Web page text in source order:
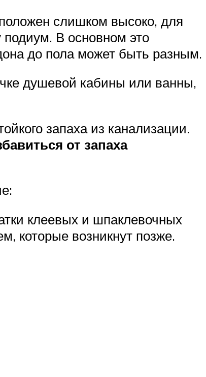
слишком высоко, для
подиум. В основном это
до пола может быть разным.
душевой кабины или ванны,
запаха из канализации.
от запаха
клеевых и шпаклевочных
которые возникнут позже.